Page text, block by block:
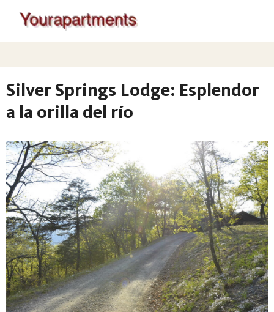
Silver Springs Lodge: Esplendor
a la orilla del río